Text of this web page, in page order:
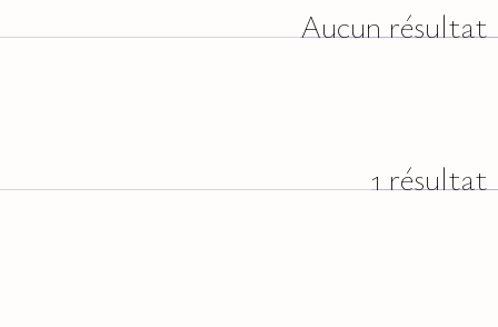
Aucun résultat
1 résultat